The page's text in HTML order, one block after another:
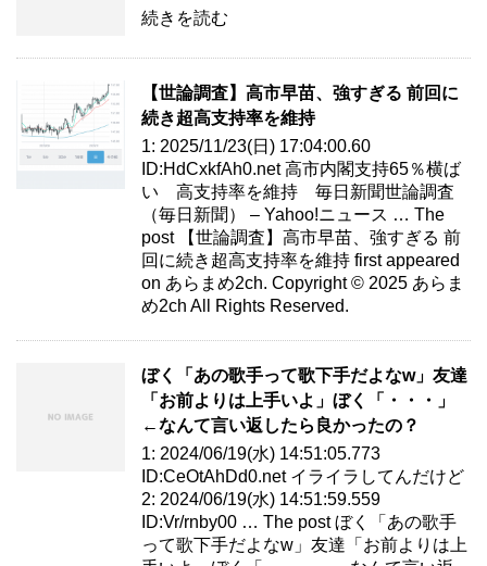
続きを読む
【世論調査】高市早苗、強すぎる 前回に
続き超高支持率を維持
1: 2025/11/23(日) 17:04:00.60
ID:HdCxkfAh0.net 高市内閣支持65％横ば
い 高支持率を維持 毎日新聞世論調査
（毎日新聞） – Yahoo!ニュース … The
post 【世論調査】高市早苗、強すぎる 前
回に続き超高支持率を維持 first appeared
on あらまめ2ch. Copyright © 2025 あらま
め2ch All Rights Reserved.
ぼく「あの歌手って歌下手だよなw」友達
「お前よりは上手いよ」ぼく「・・・」
←なんて言い返したら良かったの？
1: 2024/06/19(水) 14:51:05.773
ID:CeOtAhDd0.net イライラしてんだけど
2: 2024/06/19(水) 14:51:59.559
ID:Vr/rnby00 … The post ぼく「あの歌手
って歌下手だよなw」友達「お前よりは上